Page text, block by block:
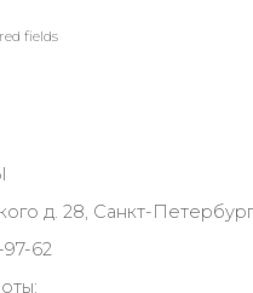
fields
д. 28, Санкт-
97-62